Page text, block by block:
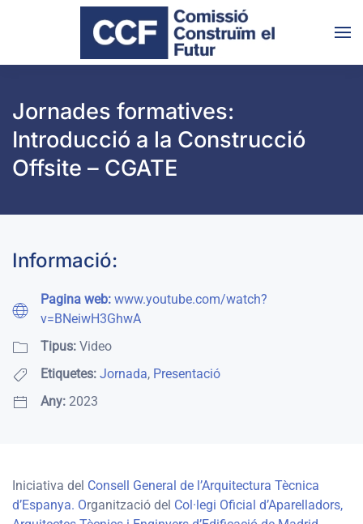
Skip to main content
Jornades formatives:
Introducció a la Construcció
Offsite – CGATE
Informació:
Pagina web: www.youtube.com/watch?
v=BNeiwH3GhwA
Tipus: Video
Etiquetes: Jornada, Presentació
Any: 2023
Iniciativa del Consell General de l’Arquitectura Tècnica
d’Espanya. Organització del Col·legi Oficial d’Aparelladors,